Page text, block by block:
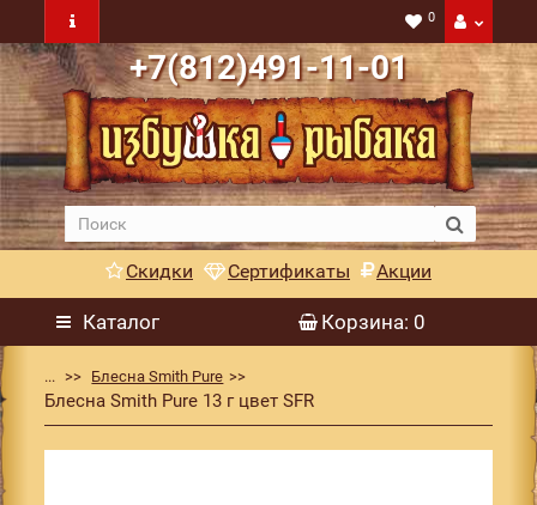
0
+7(812)491-11-01
Скидки Сертификаты Акции
Каталог Корзина: 0
... Блесна Smith Pure
Блесна Smith Pure 13 г цвет SFR